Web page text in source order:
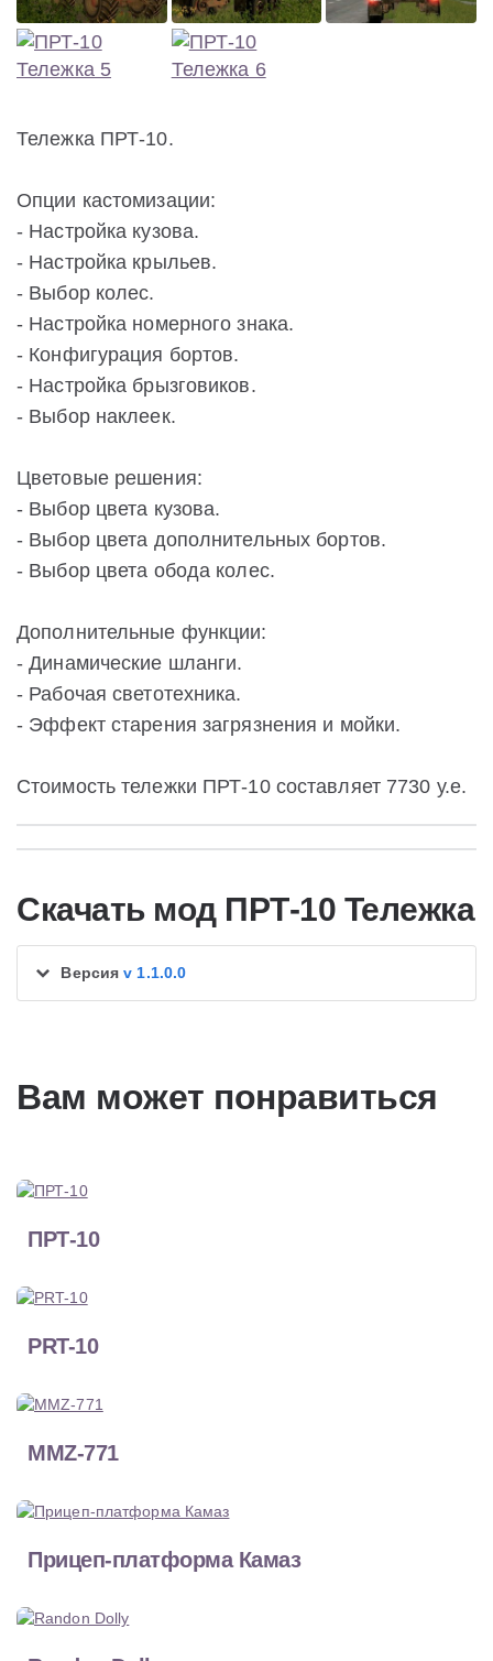
Тележка ПРТ-10.
Опции кастомизации:
- Настройка кузова.
- Настройка крыльев.
- Выбор колес.
- Настройка номерного знака.
- Конфигурация бортов.
- Настройка брызговиков.
- Выбор наклеек.
Цветовые решения:
- Выбор цвета кузова.
- Выбор цвета дополнительных бортов.
- Выбор цвета обода колес.
Дополнительные функции:
- Динамические шланги.
- Рабочая светотехника.
- Эффект старения загрязнения и мойки.
Стоимость тележки ПРТ-10 составляет 7730 у.е.
Скачать мод ПРТ-10 Тележка
Версияv 1.1.0.0
Вам может понравиться
ПРТ-10
PRT-10
MMZ-771
Прицеп-платформа Камаз